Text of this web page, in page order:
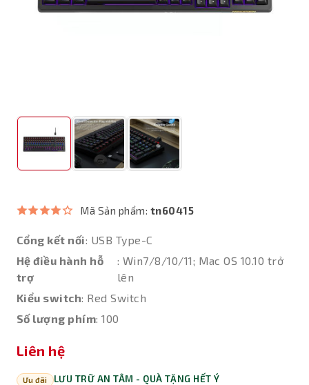
Mã Sản phẩm: tn60415
Cổng kết nối: USB Type-C
Hệ điều hành hỗ
trợ
: Win7/8/10/11; Mac OS 10.10 trở
lên
Kiểu switch: Red Switch
Số lượng phím: 100
Liên hệ
Ưu đãi LƯU TRỮ AN TÂM - QUÀ TẶNG HẾT Ý